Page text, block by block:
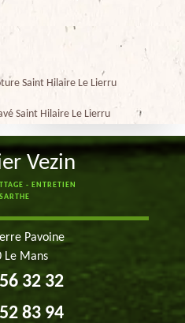
Saint Hilaire Le Lierru
Saint Hilaire Le Lierru
Vezin
- ENTRETIEN
Pavoine
Le Mans
32 32
83 94